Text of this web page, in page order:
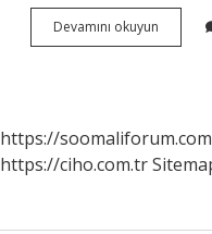
Devamını okuyun
Yarar
https://soomaliforum.com
https://ciho.com.tr